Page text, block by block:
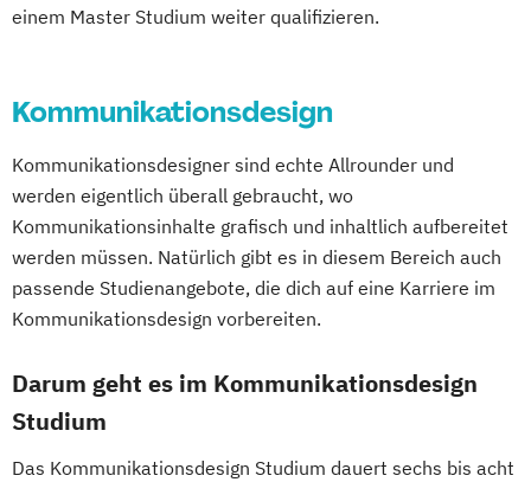
einem Master Studium weiter qualifizieren.
Kommunikationsdesign
Kommunikationsdesigner sind echte Allrounder und
werden eigentlich überall gebraucht, wo
Kommunikationsinhalte grafisch und inhaltlich aufbereitet
werden müssen. Natürlich gibt es in diesem Bereich auch
passende Studienangebote, die dich auf eine Karriere im
Kommunikationsdesign vorbereiten.
Darum geht es im Kommunikationsdesign
Studium
Das Kommunikationsdesign Studium dauert sechs bis acht